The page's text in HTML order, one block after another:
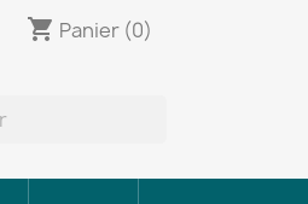
shopping_cart Panier (0)